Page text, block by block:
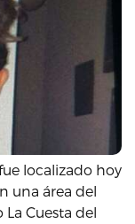
localizado hoy
una área del
Cuesta del